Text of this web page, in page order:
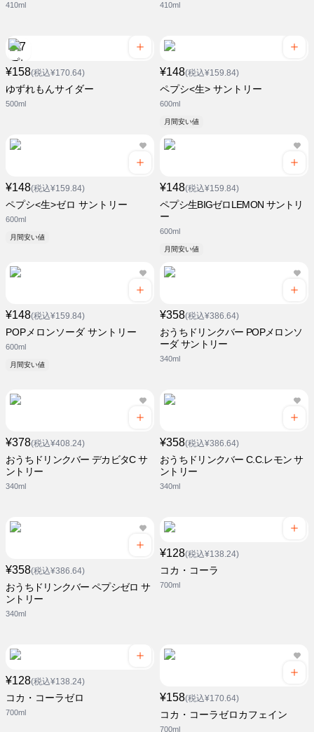
410ml 410ml
¥158(税込¥170.64)
ゆずれもんサイダー
500ml
¥148(税込¥159.84)
ペプシ<生> サントリー
600ml
月間安い値
¥148(税込¥159.84)
ペプシ<生>ゼロ サントリー
600ml
月間安い値
¥148(税込¥159.84)
ペプシ生BIGゼロLEMON サントリ
ー
600ml
月間安い値
¥148(税込¥159.84)
POPメロンソーダ サントリー
600ml
月間安い値
¥358(税込¥386.64)
おうちドリンクバー POPメロンソ
ーダ サントリー
340ml
¥378(税込¥408.24)
おうちドリンクバー デカビタC サ
ントリー
340ml
¥358(税込¥386.64)
おうちドリンクバー C.C.レモン サ
ントリー
340ml
¥358(税込¥386.64)
おうちドリンクバー ペプシゼロ サ
ントリー
340ml
¥128(税込¥138.24)
コカ・コーラ
700ml
¥128(税込¥138.24)
コカ・コーラゼロ
700ml
¥158(税込¥170.64)
コカ・コーラゼロカフェイン
700ml